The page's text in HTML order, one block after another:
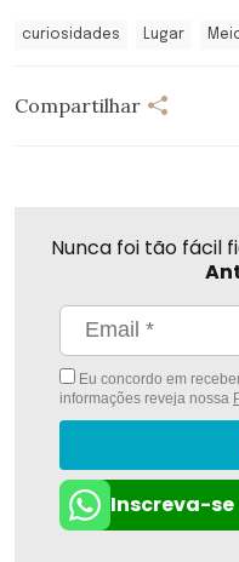
curiosidades Lugar
Compartilhar
Nunca foi tão fácil
Eu concordo em
informações reveja nossa
Inscreva-se